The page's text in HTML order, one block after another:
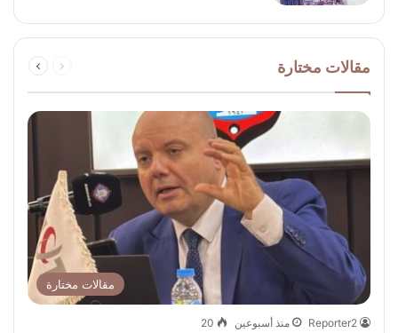
مقالات مختارة
الصفحة
مقالات مختارة
Reporter2 منذ أسبوعين 20